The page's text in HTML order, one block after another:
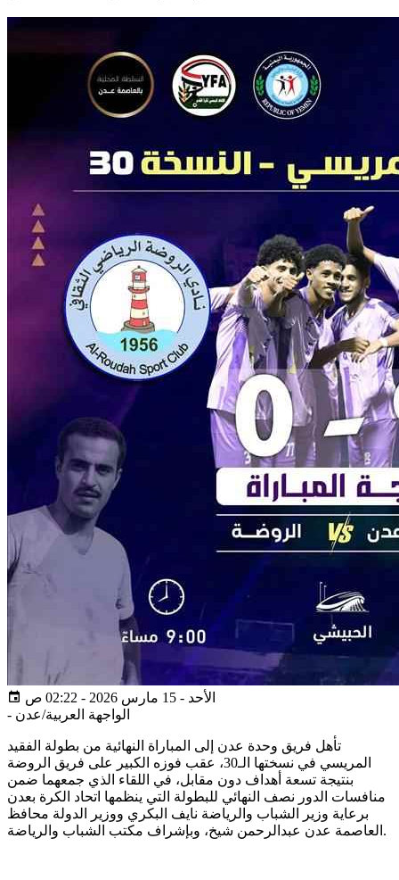
الأحد - 15 مارس 2026 - 02:22 ص
- الواجهة العربية/عدن
تأهل فريق وحدة عدن إلى المباراة النهائية من بطولة الفقيد
المريسي في نسختها الـ30، عقب فوزه الكبير على فريق الروضة
بنتيجة تسعة أهداف دون مقابل، في اللقاء الذي جمعهما ضمن
منافسات الدور نصف النهائي للبطولة التي ينظمها اتحاد الكرة بعدن
برعاية وزير الشباب والرياضة نايف البكري ووزير الدولة محافظ
العاصمة عدن عبدالرحمن شيخ، وبإشراف مكتب الشباب والرياضة.